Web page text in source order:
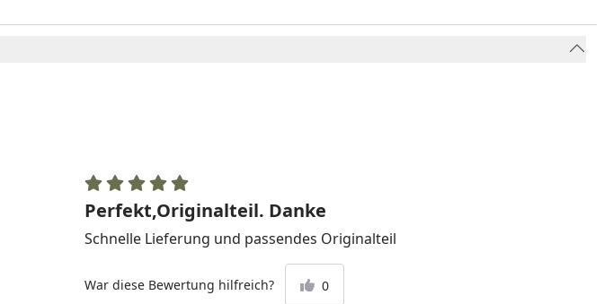
Perfekt,Originalteil. Danke
Schnelle Lieferung und passendes Originalteil
War diese Bewertung hilfreich? 0